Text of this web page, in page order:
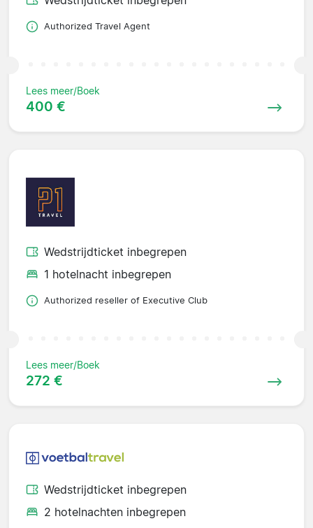
Authorized Travel Agent
Lees meer/Boek
400 €
Wedstrijdticket inbegrepen
1 hotelnacht inbegrepen
Authorized reseller of Executive Club
Lees meer/Boek
272 €
Wedstrijdticket inbegrepen
2 hotelnachten inbegrepen